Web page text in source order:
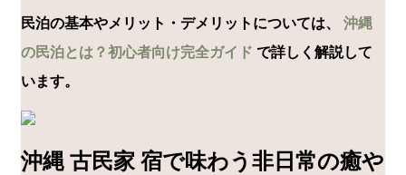
民泊の基本やメリット・デメリットについては、 沖縄
の民泊とは？初心者向け完全ガイド で詳しく解説して
います。
沖縄 古民家 宿で味わう非日常の癒や